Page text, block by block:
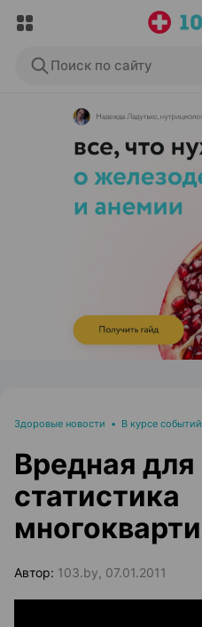
Поиск по сайту
ЭФФЕКТИВНАЯ
Здоровые новости • В курсе событий
Вредная
статистика
Автор: 103.by, 07.01.2011